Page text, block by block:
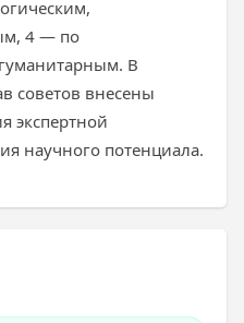
4 — по
В
советов внесены
экспертной
научного потенциала.